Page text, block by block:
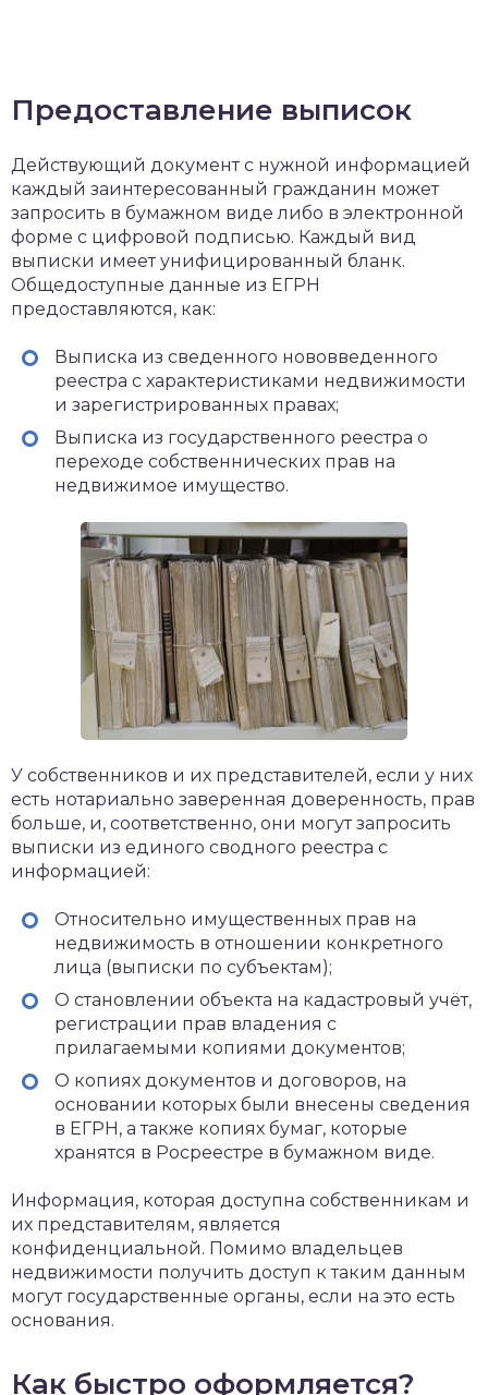
Предоставление выписок
Действующий документ с нужной информацией
каждый заинтересованный гражданин может
запросить в бумажном виде либо в электронной
форме с цифровой подписью. Каждый вид
выписки имеет унифицированный бланк.
Общедоступные данные из ЕГРН
предоставляются, как:
Выписка из сведенного нововведенного
реестра с характеристиками недвижимости
и зарегистрированных правах;
Выписка из государственного реестра о
переходе собственнических прав на
недвижимое имущество.
У собственников и их представителей, если у них
есть нотариально заверенная доверенность, прав
больше, и, соответственно, они могут запросить
выписки из единого сводного реестра с
информацией:
Относительно имущественных прав на
недвижимость в отношении конкретного
лица (выписки по субъектам);
О становлении объекта на кадастровый учёт,
регистрации прав владения с
прилагаемыми копиями документов;
О копиях документов и договоров, на
основании которых были внесены сведения
в ЕГРН, а также копиях бумаг, которые
хранятся в Росреестре в бумажном виде.
Информация, которая доступна собственникам и
их представителям, является
конфиденциальной. Помимо владельцев
недвижимости получить доступ к таким данным
могут государственные органы, если на это есть
основания.
Как быстро оформляется?